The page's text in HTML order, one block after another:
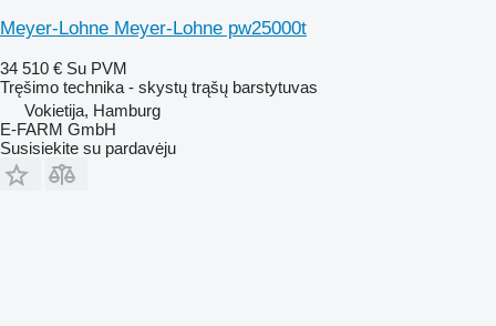
Meyer-Lohne Meyer-Lohne pw25000t
34 510 € Su PVM
Tręšimo technika - skystų trąšų barstytuvas
Vokietija, Hamburg
E-FARM GmbH
Susisiekite su pardavėju